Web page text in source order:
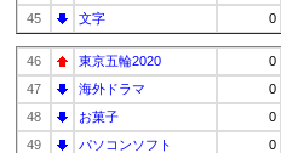
45
文字 0
46 東京五輪2020
0
47
海外ドラマ
0
48
お菓子
0
49
パソコンソフト
0